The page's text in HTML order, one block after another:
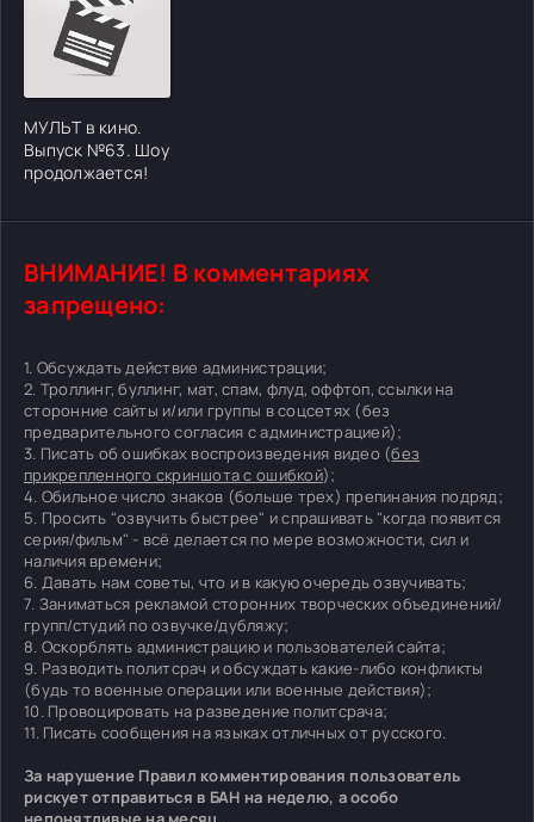
МУЛЬТ в кино.
Выпуск №63. Шоу
продолжается!
ВНИМАНИЕ! В комментариях
запрещено:
1. Обсуждать действие администрации;
2. Троллинг, буллинг, мат, спам, флуд, оффтоп, ссылки на
сторонние сайты и/или группы в соцсетях (без
предварительного согласия с администрацией);
3. Писать об ошибках воспроизведения видео (без
прикрепленного скриншота с ошибкой);
4. Обильное число знаков (больше трех) препинания подряд;
5. Просить "озвучить быстрее" и спрашивать "когда появится
серия/фильм" - всё делается по мере возможности, сил и
наличия времени;
6. Давать нам советы, что и в какую очередь озвучивать;
7. Заниматься рекламой сторонних творческих объединений/
групп/студий по озвучке/дубляжу;
8. Оскорблять администрацию и пользователей сайта;
9. Разводить политсрач и обсуждать какие-либо конфликты
(будь то военные операции или военные действия);
10. Провоцировать на разведение политсрача;
11. Писать сообщения на языках отличных от русского.
За нарушение Правил комментирования пользователь
рискует отправиться в БАН на неделю, а особо